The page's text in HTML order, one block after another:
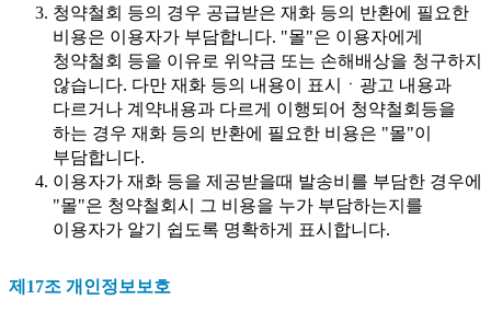
청약철회 등의 경우 공급받은 재화 등의 반환에 필요한
비용은 이용자가 부담합니다. "몰"은 이용자에게
청약철회 등을 이유로 위약금 또는 손해배상을 청구하지
않습니다. 다만 재화 등의 내용이 표시ㆍ광고 내용과
다르거나 계약내용과 다르게 이행되어 청약철회등을
하는 경우 재화 등의 반환에 필요한 비용은 "몰"이
부담합니다.
이용자가 재화 등을 제공받을때 발송비를 부담한 경우에
"몰"은 청약철회시 그 비용을 누가 부담하는지를
이용자가 알기 쉽도록 명확하게 표시합니다.
제17조 개인정보보호